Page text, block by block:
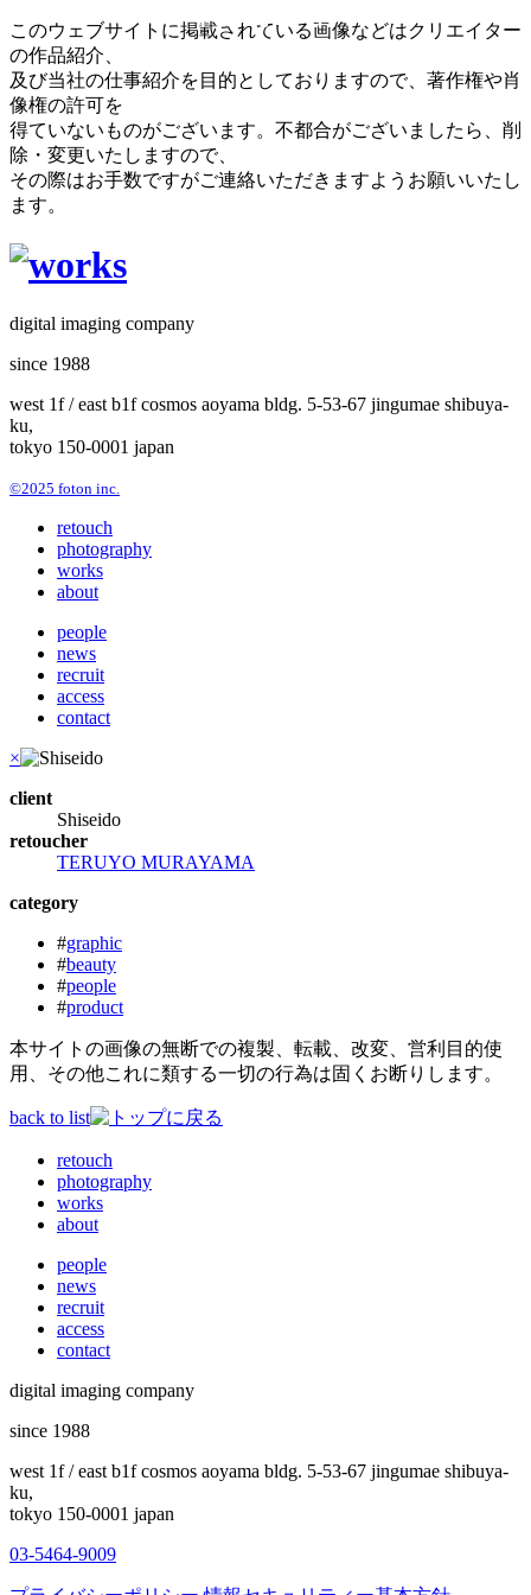
このウェブサイトに掲載されている画像などはクリエイター
の作品紹介、
及び当社の仕事紹介を目的としておりますので、著作権や肖
像権の許可を
得ていないものがございます。不都合がございましたら、削
除・変更いたしますので、
その際はお手数ですがご連絡いただきますようお願いいたし
ます。
digital imaging company
since 1988
west 1f / east b1f cosmos aoyama bldg. 5-53-67 jingumae shibuya-
ku,
tokyo 150-0001 japan
©2025 foton inc.
retouch
photography
works
about
people
news
recruit
access
contact
×
client
Shiseido
retoucher
TERUYO MURAYAMA
category
#graphic
#beauty
#people
#product
本サイトの画像の無断での複製、転載、改変、営利目的使
用、その他これに類する一切の行為は固くお断りします。
back to list
retouch
photography
works
about
people
news
recruit
access
contact
digital imaging company
since 1988
west 1f / east b1f cosmos aoyama bldg. 5-53-67 jingumae shibuya-
ku,
tokyo 150-0001 japan
03-5464-9009